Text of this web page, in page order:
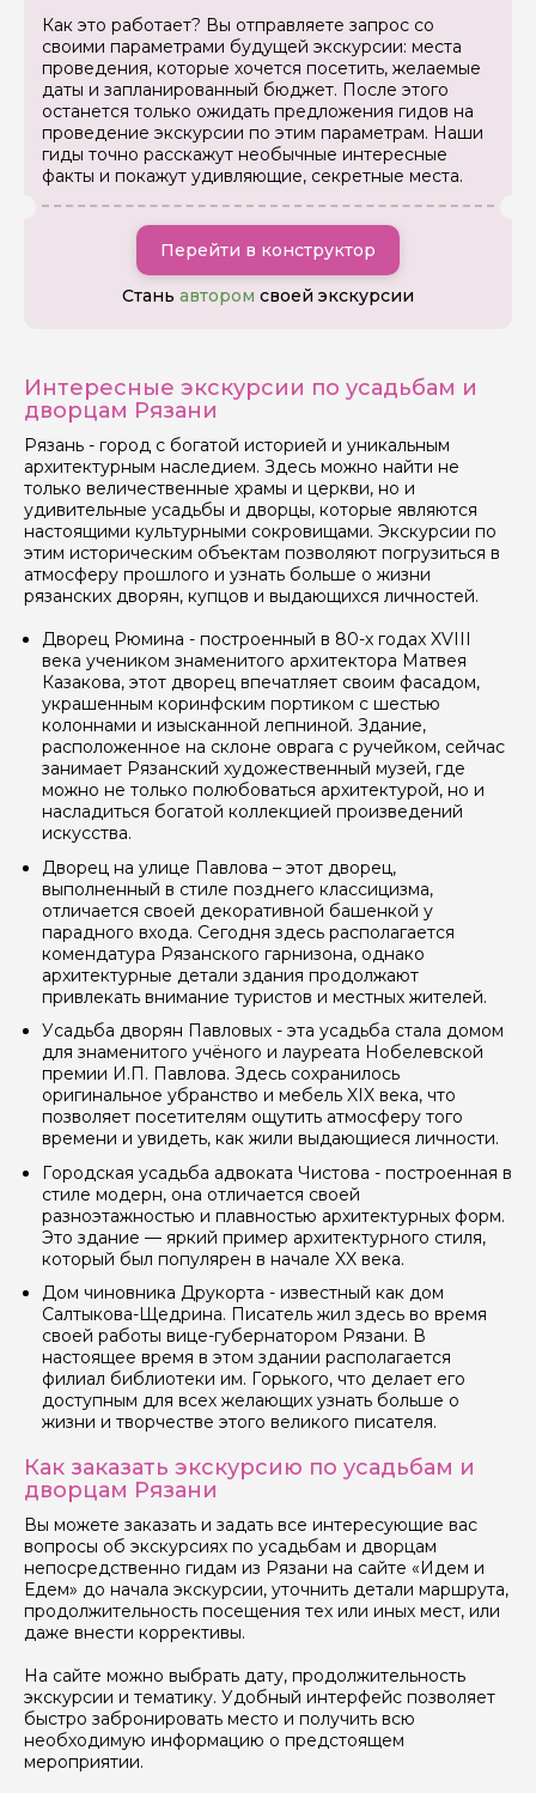
Как это работает? Вы отправляете запрос со
своими параметрами будущей экскурсии: места
проведения, которые хочется посетить, желаемые
даты и запланированный бюджет. После этого
останется только ожидать предложения гидов на
проведение экскурсии по этим параметрам. Наши
гиды точно расскажут необычные интересные
факты и покажут удивляющие, секретные места.
Перейти в конструктор
Стань автором своей экскурсии
Интересные экскурсии по усадьбам и
дворцам Рязани
Рязань - город с богатой историей и уникальным
архитектурным наследием. Здесь можно найти не
только величественные храмы и церкви, но и
удивительные усадьбы и дворцы, которые являются
настоящими культурными сокровищами. Экскурсии по
этим историческим объектам позволяют погрузиться в
атмосферу прошлого и узнать больше о жизни
рязанских дворян, купцов и выдающихся личностей.
Дворец Рюмина - построенный в 80-х годах XVIII
века учеником знаменитого архитектора Матвея
Казакова, этот дворец впечатляет своим фасадом,
украшенным коринфским портиком с шестью
колоннами и изысканной лепниной. Здание,
расположенное на склоне оврага с ручейком, сейчас
занимает Рязанский художественный музей, где
можно не только полюбоваться архитектурой, но и
насладиться богатой коллекцией произведений
искусства.
Дворец на улице Павлова – этот дворец,
выполненный в стиле позднего классицизма,
отличается своей декоративной башенкой у
парадного входа. Сегодня здесь располагается
комендатура Рязанского гарнизона, однако
архитектурные детали здания продолжают
привлекать внимание туристов и местных жителей.
Усадьба дворян Павловых - эта усадьба стала домом
для знаменитого учёного и лауреата Нобелевской
премии И.П. Павлова. Здесь сохранилось
оригинальное убранство и мебель XIX века, что
позволяет посетителям ощутить атмосферу того
времени и увидеть, как жили выдающиеся личности.
Городская усадьба адвоката Чистова - построенная в
стиле модерн, она отличается своей
разноэтажностью и плавностью архитектурных форм.
Это здание — яркий пример архитектурного стиля,
который был популярен в начале XX века.
Дом чиновника Друкорта - известный как дом
Салтыкова-Щедрина. Писатель жил здесь во время
своей работы вице-губернатором Рязани. В
настоящее время в этом здании располагается
филиал библиотеки им. Горького, что делает его
доступным для всех желающих узнать больше о
жизни и творчестве этого великого писателя.
Как заказать экскурсию по усадьбам и
дворцам Рязани
Вы можете заказать и задать все интересующие вас
вопросы об экскурсиях по усадьбам и дворцам
непосредственно гидам из Рязани на сайте «Идем и
Едем» до начала экскурсии, уточнить детали маршрута,
продолжительность посещения тех или иных мест, или
даже внести коррективы.
На сайте можно выбрать дату, продолжительность
экскурсии и тематику. Удобный интерфейс позволяет
быстро забронировать место и получить всю
необходимую информацию о предстоящем
мероприятии.